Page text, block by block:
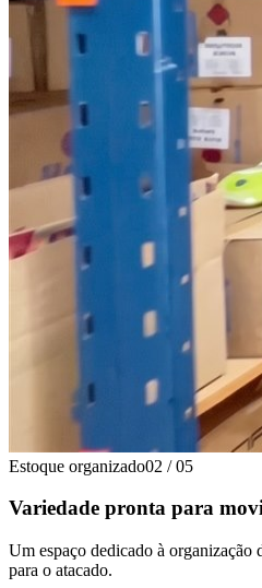
Estoque organizado02 / 05
Variedade pronta para
Um espaço dedicado à organização
para o atacado.